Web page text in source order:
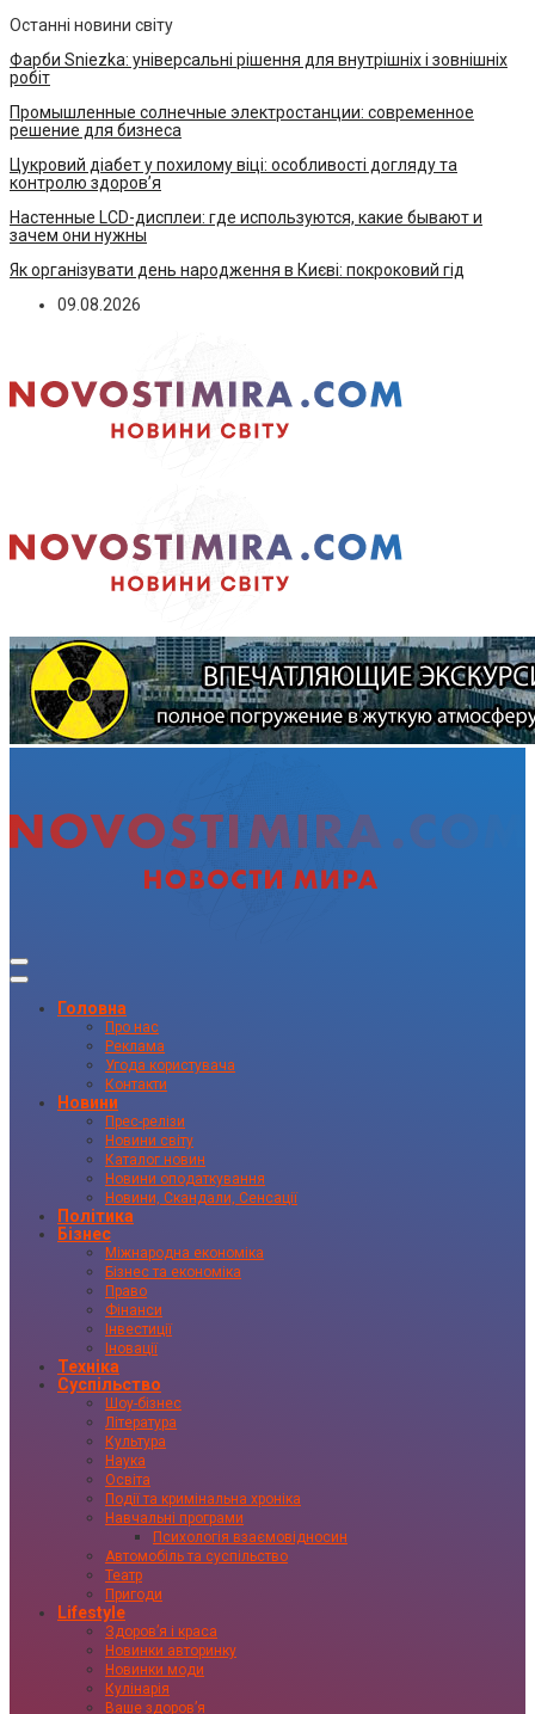
Останні новини світу
Фарби Sniezka: універсальні рішення для внутрішніх і зовнішніх
робіт
Промышленные солнечные электростанции: современное
решение для бизнеса
Цукровий діабет у похилому віці: особливості догляду та
контролю здоров’я
Настенные LCD-дисплеи: где используются, какие бывают и
зачем они нужны
Як організувати день народження в Києві: покроковий гід
09.08.2026
Головна
Про нас
Реклама
Угода користувача
Контакти
Новини
Прес-релізи
Новини світу
Каталог новин
Новини оподаткування
Новини, Скандали, Сенсації
Політика
Бізнес
Міжнародна економіка
Бізнес та економіка
Право
Фінанси
Інвестиції
Іновації
Техніка
Суспільство
Шоу-бізнес
Література
Культура
Наука
Освіта
Події та кримінальна хроніка
Навчальні програми
Психологія взаємовідносин
Автомобіль та суспільство
Театр
Пригоди
Lifestyle
Здоровʼя і краса
Новинки авторинку
Новинки моди
Кулінарія
Ваше здоровʼя